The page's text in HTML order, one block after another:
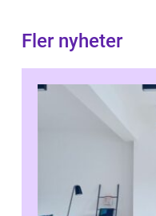
Fler nyheter